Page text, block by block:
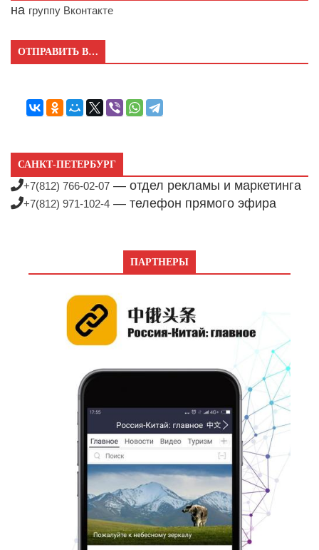
на группу Вконтакте
ОТПРАВИТЬ В…
САНКТ-ПЕТЕРБУРГ
+7(812) 766-02-07 — отдел рекламы и маркетинга
+7(812) 971-102-4 — телефон прямого эфира
ПАРТНЕРЫ